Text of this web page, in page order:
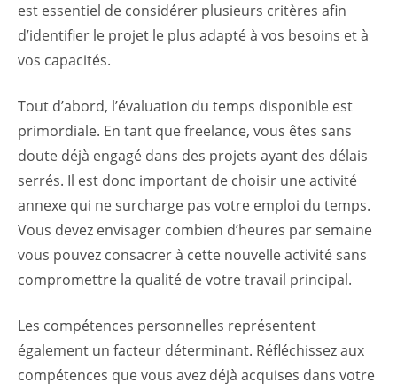
est essentiel de considérer plusieurs critères afin
d’identifier le projet le plus adapté à vos besoins et à
vos capacités.
Tout d’abord, l’évaluation du temps disponible est
primordiale. En tant que freelance, vous êtes sans
doute déjà engagé dans des projets ayant des délais
serrés. Il est donc important de choisir une activité
annexe qui ne surcharge pas votre emploi du temps.
Vous devez envisager combien d’heures par semaine
vous pouvez consacrer à cette nouvelle activité sans
compromettre la qualité de votre travail principal.
Les compétences personnelles représentent
également un facteur déterminant. Réfléchissez aux
compétences que vous avez déjà acquises dans votre